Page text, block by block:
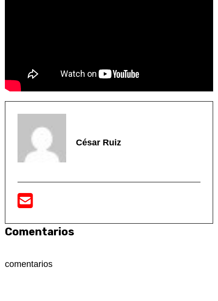
César Ruiz
Comentarios
comentarios